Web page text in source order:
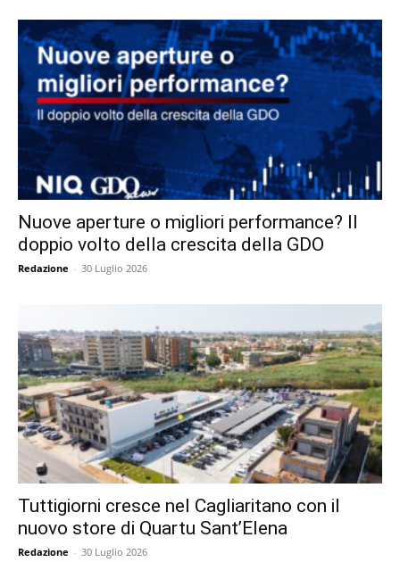
Nuove aperture o migliori performance? Il
doppio volto della crescita della GDO
Redazione - 30 Luglio 2026
Tuttigiorni cresce nel Cagliaritano con il
nuovo store di Quartu Sant’Elena
Redazione - 30 Luglio 2026